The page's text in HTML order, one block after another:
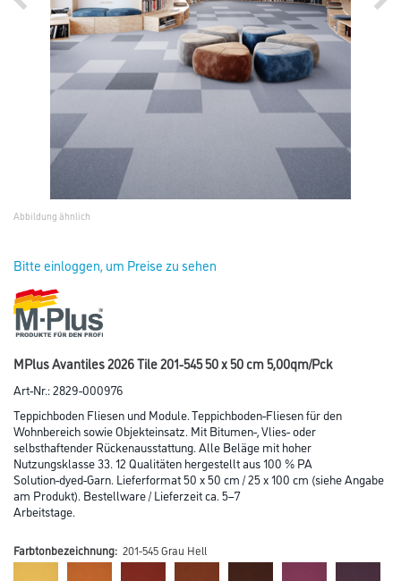
Abbildung ähnlich
Bitte einloggen, um Preise zu sehen
MPlus Avantiles 2026 Tile 201-545 50 x 50 cm 5,00qm/Pck
Art-Nr.:2829-000976
Teppichboden Fliesen und Module. Teppichboden-Fliesen für den
Wohnbereich sowie Objekteinsatz. Mit Bitumen-, Vlies- oder
selbsthaftender Rückenausstattung. Alle Beläge mit hoher
Nutzungsklasse 33. 12 Qualitäten hergestellt aus 100 % PA
Solution-dyed-Garn. Lieferformat 50 x 50 cm / 25 x 100 cm (siehe Angabe
am Produkt). Bestellware / Lieferzeit ca. 5–7
Arbeitstage.
Farbtonbezeichnung: 201-545 Grau Hell